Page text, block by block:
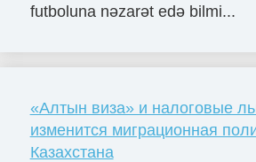
futboluna nəzarət edə bilmi...
«Алтын виза» и налоговые
изменится миграционная
Казахстана